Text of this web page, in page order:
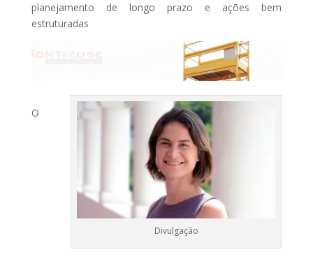
planejamento de longo prazo e ações bem
estruturadas
Divulgação
O